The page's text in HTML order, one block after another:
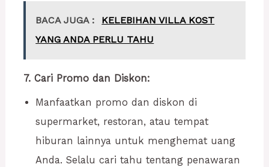
BACA JUGA :
KELEBIHAN VILLA KOST
YANG ANDA PERLU TAHU
7. Cari Promo dan Diskon:
Manfaatkan promo dan diskon di
supermarket, restoran, atau tempat
hiburan lainnya untuk menghemat uang
Anda. Selalu cari tahu tentang penawaran